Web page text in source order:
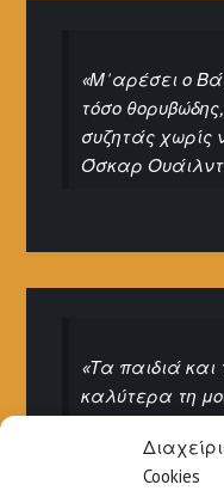
Cookies
«Μ' αρέσει ο
τόσο
συζητάς χωρίς
Όσκαρ Ουάιλντ
«Τα παιδιά
καλύτερα τη